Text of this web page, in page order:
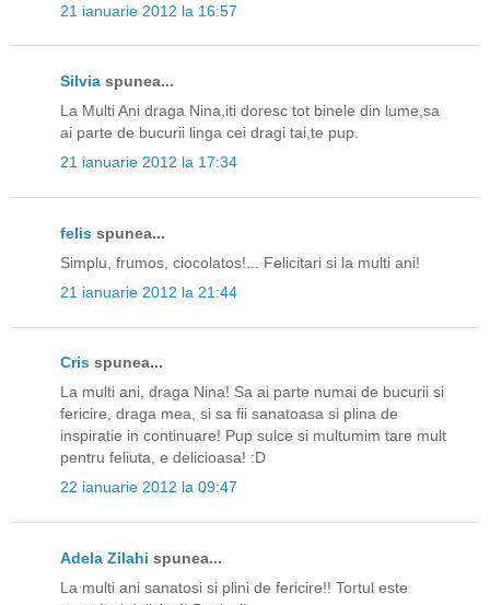
21 ianuarie 2012 la 16:57
Silvia spunea...
La Multi Ani draga Nina,iti doresc tot binele din lume,sa
ai parte de bucurii linga cei dragi tai,te pup.
21 ianuarie 2012 la 17:34
felis spunea...
Simplu, frumos, ciocolatos!... Felicitari si la multi ani!
21 ianuarie 2012 la 21:44
Cris spunea...
La multi ani, draga Nina! Sa ai parte numai de bucurii si
fericire, draga mea, si sa fii sanatoasa si plina de
inspiratie in continuare! Pup sulce si multumim tare mult
pentru feliuta, e delicioasa! :D
22 ianuarie 2012 la 09:47
Adela Zilahi spunea...
La multi ani sanatosi si plini de fericire!! Tortul este